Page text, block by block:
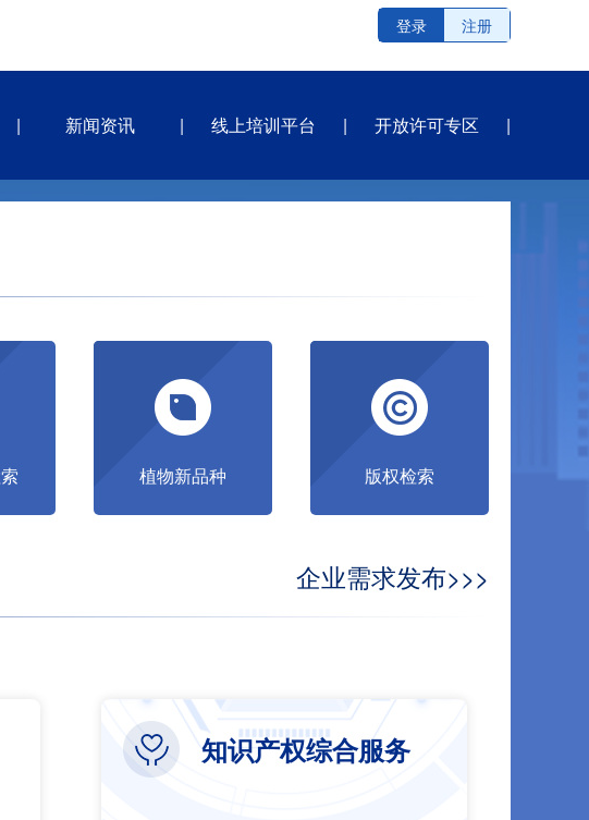
登录 注册
新闻资讯 线上培训平台 开放许可专区
植物新品种 版权检索
企业需求发布>>>
知识产权综合服务